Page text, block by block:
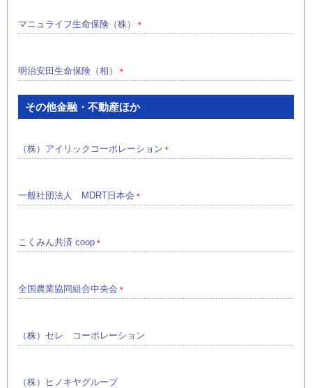
マニュライフ生命保険（株） ＊
明治安田生命保険（相） ＊
その他金融・不動産ほか
（株）アイリックコーポレーション ＊
一般社団法人 MDRT日本会 ＊
こくみん共済 coop ＊
全国農業協同組合中央会 ＊
（株）セレ コーポレーション
（株）ヒノキヤグループ